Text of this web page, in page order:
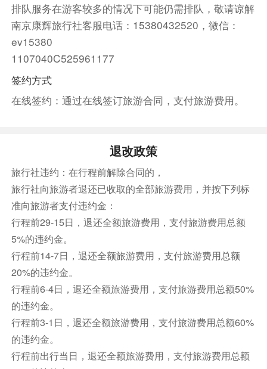
排队服务在游客较多的情况下可能仍需排队，敬请谅解
南京康辉旅行社客服电话：15380432520，微信：
ev15380
1107040C525961177
签约方式
在线签约：通过在线签订旅游合同，支付旅游费用。
退改政策
旅行社违约：在行程前解除合同的，
旅行社向旅游者退还已收取的全部旅游费用，并按下列标
准向旅游者支付违约金：
行程前29-15日，退还全额旅游费用，支付旅游费用总额
5%的违约金。
行程前14-7日，退还全额旅游费用，支付旅游费用总额
20%的违约金。
行程前6-4日，退还全额旅游费用，支付旅游费用总额50%
的违约金。
行程前3-1日，退还全额旅游费用，支付旅游费用总额60%
的违约金。
行程前出行当日，退还全额旅游费用，支付旅游费用总额